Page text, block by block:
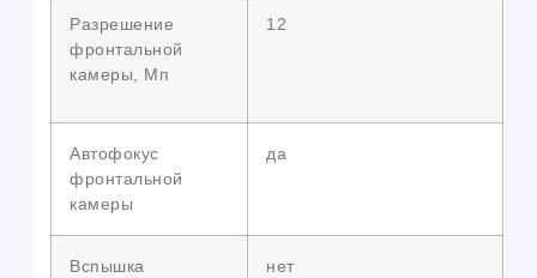
Разрешение
фронтальной
камеры, Мп
12
Автофокус
фронтальной
камеры
да
Вспышка
нет